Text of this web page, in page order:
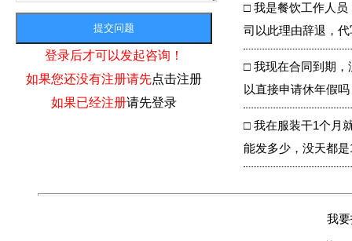
登录后才可以发起咨询！
如果您还没有注册请先点击注册
如果已经注册请先登录
□ 我是餐饮工作人
司以此理由辞退，
□ 我现在合同到期
以直接申请休年假吗
□ 我在服装干1个月
能发多少，没天都是
我